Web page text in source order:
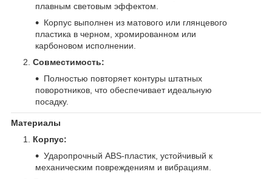
плавным световым эффектом.
Корпус выполнен из матового или глянцевого
пластика в черном, хромированном или
карбоновом исполнении.
Совместимость:
Полностью повторяет контуры штатных
поворотников, что обеспечивает идеальную
посадку.
Материалы
Корпус:
Ударопрочный ABS-пластик, устойчивый к
механическим повреждениям и вибрациям.